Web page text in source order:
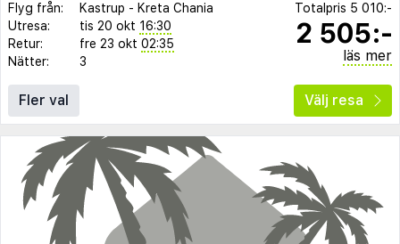
Flyg från: Kastrup - Kreta Chania
Utresa:
tis 20 okt 16:30
Retur:
fre 23 okt 02:35
Nätter:
3
Totalpris 5 010:-
2 505:-
läs mer
Fler val Välj resa